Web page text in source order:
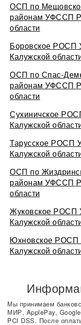
ОСП по
районам УФССП
области
Боровское РОСП
Калужской
ОСП по Спас-
районам УФССП
области
Сухиничское
Калужской
Тарусское РОСП
Калужской
ОСП по
районам УФССП
области
Жуковское РОСП
Калужской
Юхновское
Калужской
Мы принимаем
МИР, ApplePay,
PCI DSS. После